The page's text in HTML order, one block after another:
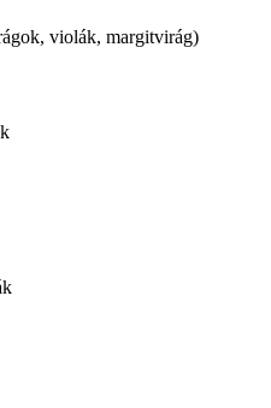
violák, margitvirág)